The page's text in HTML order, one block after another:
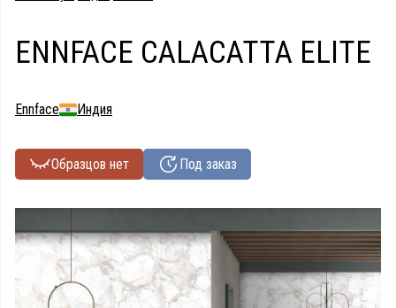
ENNFACE CALACATTA ELITE
Ennface Индия
Образцов нет Под заказ